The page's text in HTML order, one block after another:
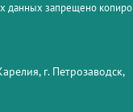
данных запрещено
г. Петрозаводск,